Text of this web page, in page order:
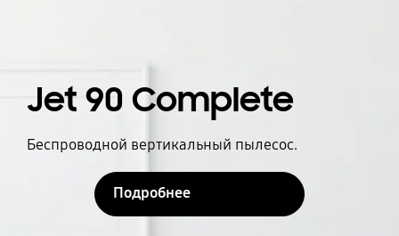
Jet 90 Complete
Беспроводной вертикальный пылесос.
Подробнее